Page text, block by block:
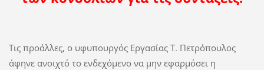
Τις προάλλες, ο υφυπουργός Εργασίας Τ. Πετρόπουλος
άφηνε ανοιχτό το ενδεχόμενο να μην εφαρμόσει η